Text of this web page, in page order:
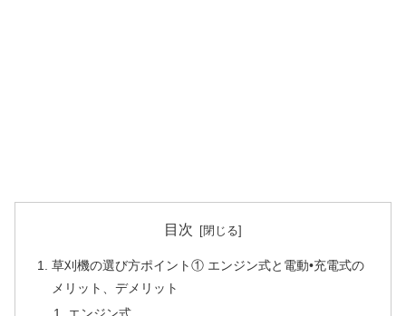
目次
草刈機の選び方ポイント① エンジン式と電動•充電式の
メリット、デメリット